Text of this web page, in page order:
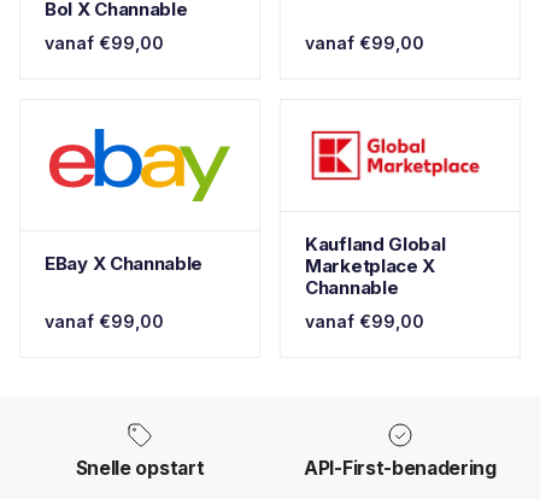
Bol X Channable
vanaf €99,00 vanaf €99,00
EBay X Channable
vanaf €99,00
Kaufland Global
Marketplace X
Channable
vanaf €99,00
Snelle opstart API-First-benadering